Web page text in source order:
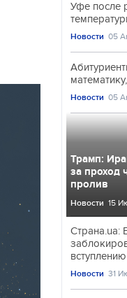
Уфе после
Новости 05
Новости 05
Трамп:
за проход
пролив
Новости 15
Страна.ua:
Новости 31